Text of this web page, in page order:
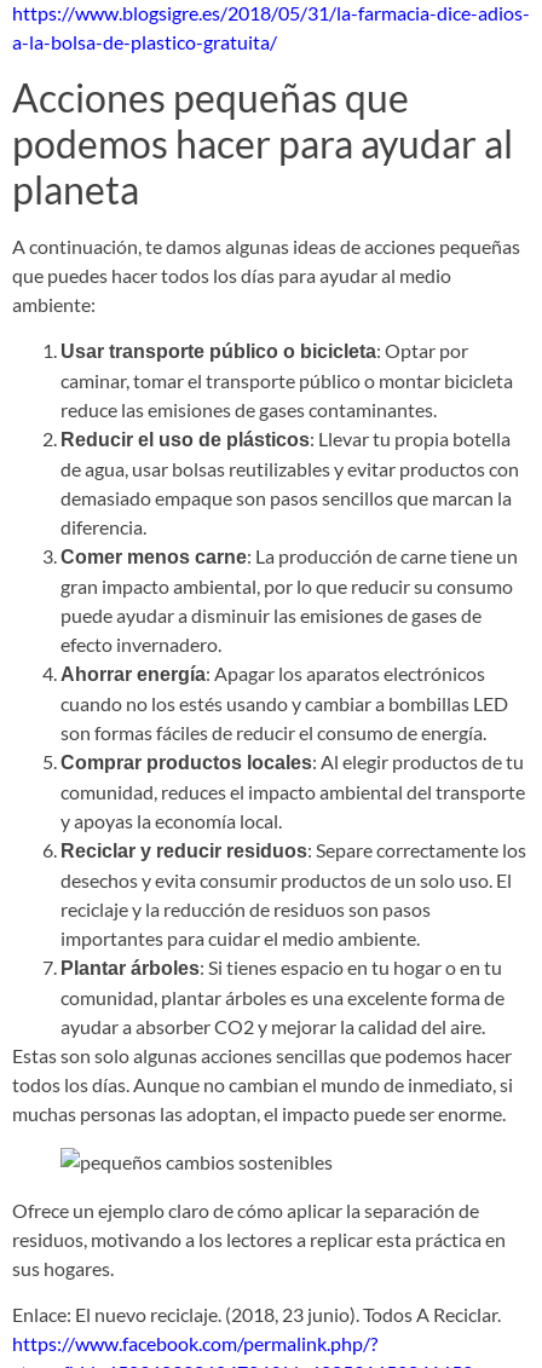
https://www.blogsigre.es/2018/05/31/la-farmacia-dice-adios-
a-la-bolsa-de-plastico-gratuita/
Acciones pequeñas que
podemos hacer para ayudar al
planeta
A continuación, te damos algunas ideas de acciones pequeñas
que puedes hacer todos los días para ayudar al medio
ambiente:
Usar transporte público o bicicleta: Optar por
caminar, tomar el transporte público o montar bicicleta
reduce las emisiones de gases contaminantes.
Reducir el uso de plásticos: Llevar tu propia botella
de agua, usar bolsas reutilizables y evitar productos con
demasiado empaque son pasos sencillos que marcan la
diferencia.
Comer menos carne: La producción de carne tiene un
gran impacto ambiental, por lo que reducir su consumo
puede ayudar a disminuir las emisiones de gases de
efecto invernadero.
Ahorrar energía: Apagar los aparatos electrónicos
cuando no los estés usando y cambiar a bombillas LED
son formas fáciles de reducir el consumo de energía.
Comprar productos locales: Al elegir productos de tu
comunidad, reduces el impacto ambiental del transporte
y apoyas la economía local.
Reciclar y reducir residuos: Separe correctamente los
desechos y evita consumir productos de un solo uso. El
reciclaje y la reducción de residuos son pasos
importantes para cuidar el medio ambiente.
Plantar árboles: Si tienes espacio en tu hogar o en tu
comunidad, plantar árboles es una excelente forma de
ayudar a absorber CO2 y mejorar la calidad del aire.
Estas son solo algunas acciones sencillas que podemos hacer
todos los días. Aunque no cambian el mundo de inmediato, si
muchas personas las adoptan, el impacto puede ser enorme.
Ofrece un ejemplo claro de cómo aplicar la separación de
residuos, motivando a los lectores a replicar esta práctica en
sus hogares.
Enlace: El nuevo reciclaje. (2018, 23 junio). Todos A Reciclar.
https://www.facebook.com/permalink.php/?